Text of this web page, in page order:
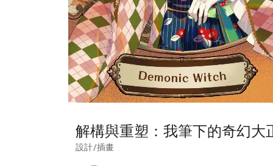
解構與重塑：我筆下的奇幻大
設計/插畫